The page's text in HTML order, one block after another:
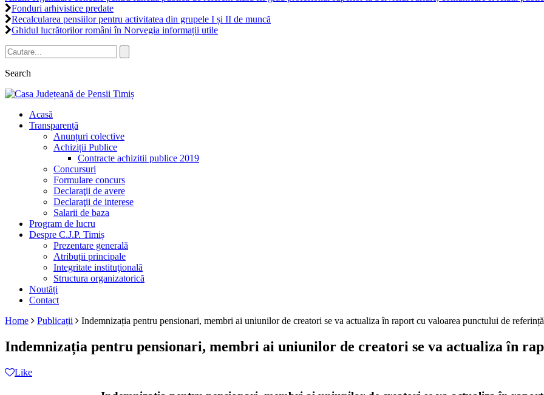
Fonduri arhivistice predate
Recalcularea pensiilor pentru activitatea din grupele I și II de muncă
Ghidul lucrătorilor români în Norvegia informații utile
Search
Acasă
Transparență
Anunțuri colective
Achiziții Publice
Contracte achizitii publice 2019
Concursuri
Formulare concurs
Declaraţii de avere
Declaraţii de interese
Salarii de baza
Program de lucru
Despre C.J.P. Timiș
Prezentare generală
Atribuții principale
Integritate instituţională
Structura organizatorică
Noutăți
Contact
Home
Publicații Indemnizația pentru pensionari, membri ai uniunilor de creatori se va actualiza în raport cu valoarea punctului de referință
Indemnizația pentru pensionari, membri ai uniunilor de creatori se va actualiza în
Like